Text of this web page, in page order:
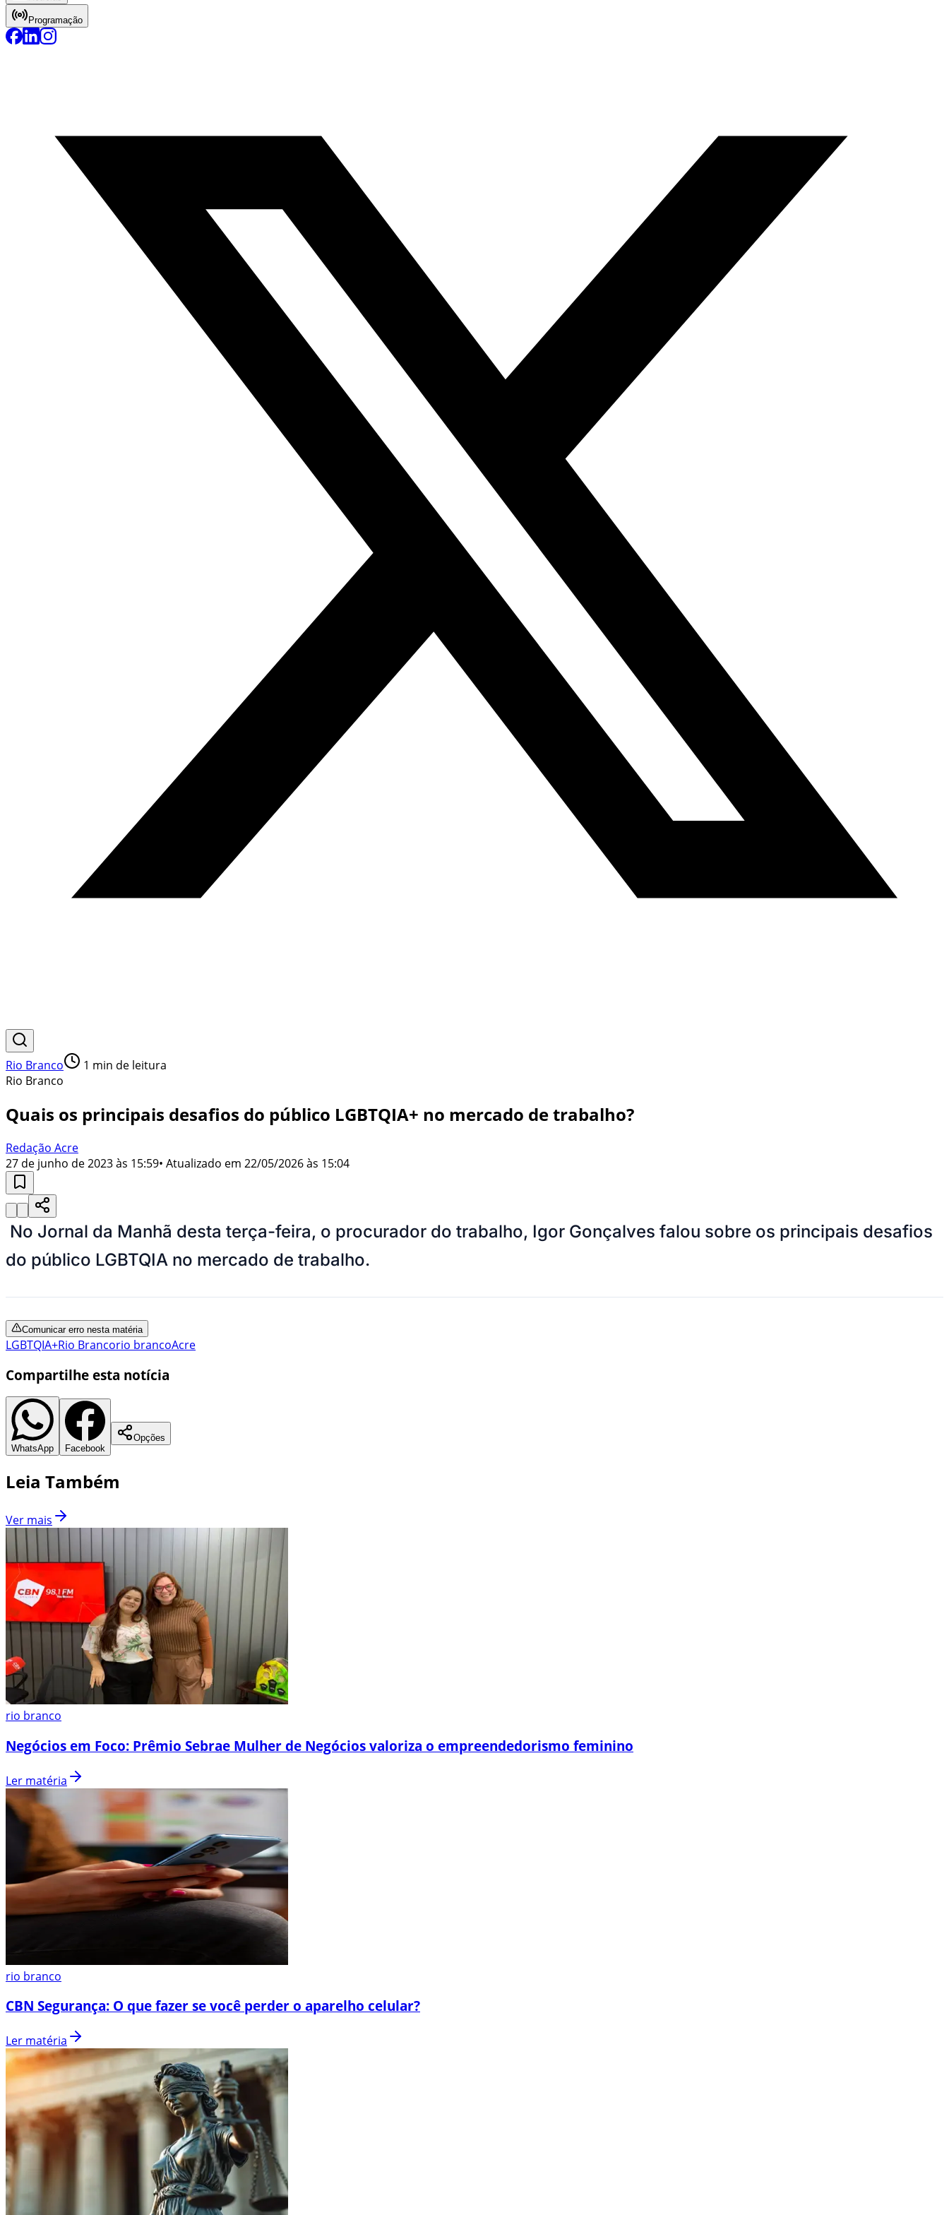
Programação
Rio Branco 1 min de leitura
Rio Branco
Quais os principais desafios do público LGBTQIA+ no mercado de trabalho?
Redação Acre
27 de junho de 2023 às 15:59• Atualizado em 22/05/2026 às 15:04
No Jornal da Manhã desta terça-feira, o procurador do trabalho, Igor Gonçalves falou sobre os principais desafios
do público LGBTQIA no mercado de trabalho.
Comunicar erro nesta matéria
LGBTQIA+Rio Brancorio brancoAcre
Compartilhe esta notícia
WhatsApp Facebook
Opções
Leia Também
Ver mais
rio branco
Negócios em Foco: Prêmio Sebrae Mulher de Negócios valoriza o empreendedorismo feminino
Ler matéria
rio branco
CBN Segurança: O que fazer se você perder o aparelho celular?
Ler matéria